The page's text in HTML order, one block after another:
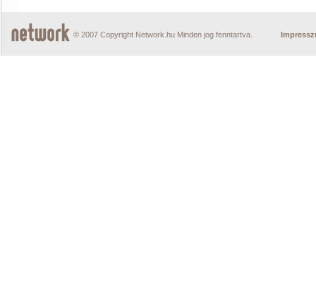
© 2007 Copyright Network.hu Minden jog fenntartva.